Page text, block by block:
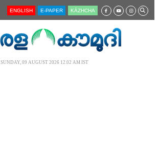
ENGLISH E-PAPER KĀZHCHA
SUNDAY, 09 AUGUST 2026 12.02 AM IST